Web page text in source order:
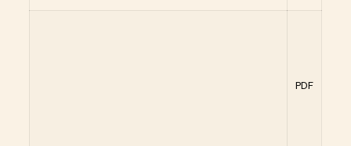
PDF